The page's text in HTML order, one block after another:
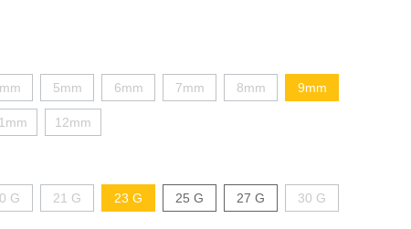
5mm 6mm 7mm 8mm 9mm
12mm
G 21 G 23 G 25 G 27 G 30 G